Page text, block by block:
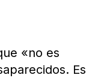
«no es
Es